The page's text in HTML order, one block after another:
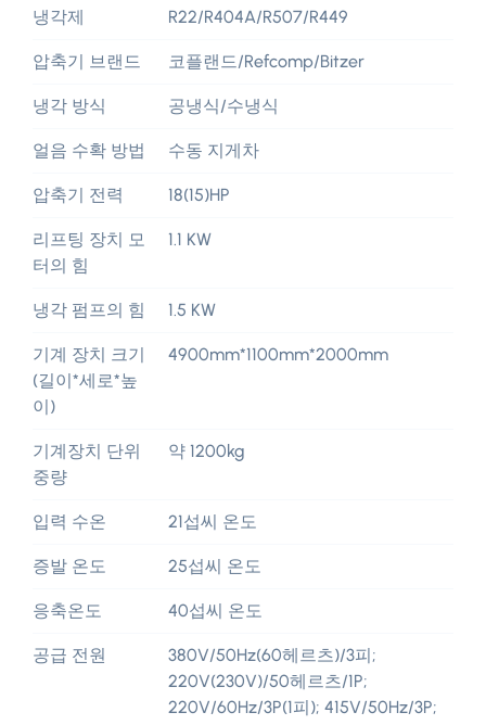
냉각제 R22/R404A/R507/R449
압축기 브랜드 코플랜드/Refcomp/Bitzer
냉각 방식 공냉식/수냉식
얼음 수확 방법 수동 지게차
압축기 전력 18(15)HP
리프팅 장치 모
터의 힘
1.1 KW
냉각 펌프의 힘 1.5 KW
기계 장치 크기
(길이*세로*높
이)
4900mm*1100mm*2000mm
기계장치 단위
중량
약 1200kg
입력 수온 21섭씨 온도
증발 온도 25섭씨 온도
응축온도 40섭씨 온도
공급 전원
380V/50Hz(60헤르츠)/3피;
220V(230V)/50헤르츠/1P;
220V/60Hz/3P(1피); 415V/50Hz/3P;